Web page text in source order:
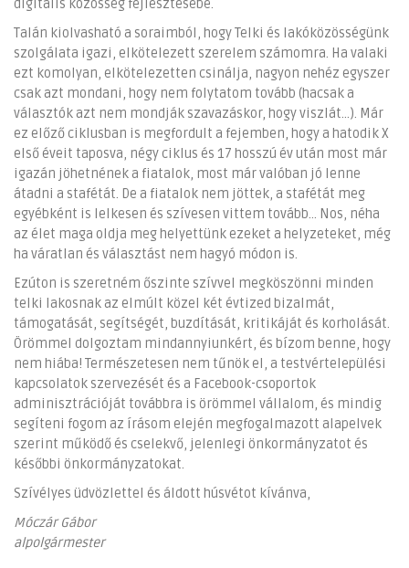
digitális közösség fejlesztésébe.
Talán kiolvasható a soraimból, hogy Telki és lakóközösségünk
szolgálata igazi, elkötelezett szerelem számomra. Ha valaki
ezt komolyan, elkötelezetten csinálja, nagyon nehéz egyszer
csak azt mondani, hogy nem folytatom tovább (hacsak a
választók azt nem mondják szavazáskor, hogy viszlát...). Már
ez előző ciklusban is megfordult a fejemben, hogy a hatodik X
első éveit taposva, négy ciklus és 17 hosszú év után most már
igazán jöhetnének a fiatalok, most már valóban jó lenne
átadni a stafétát. De a fiatalok nem jöttek, a stafétát meg
egyébként is lelkesen és szívesen vittem tovább... Nos, néha
az élet maga oldja meg helyettünk ezeket a helyzeteket, még
ha váratlan és választást nem hagyó módon is.
Ezúton is szeretném őszinte szívvel megköszönni minden
telki lakosnak az elmúlt közel két évtized bizalmát,
támogatását, segítségét, buzdítását, kritikáját és korholását.
Örömmel dolgoztam mindannyiunkért, és bízom benne, hogy
nem hiába! Természetesen nem tűnök el, a testvértelepülési
kapcsolatok szervezését és a Facebook-csoportok
adminisztrációját továbbra is örömmel vállalom, és mindig
segíteni fogom az írásom elején megfogalmazott alapelvek
szerint működő és cselekvő, jelenlegi önkormányzatot és
későbbi önkormányzatokat.
Szívélyes üdvözlettel és áldott húsvétot kívánva,
Móczár Gábor
alpolgármester